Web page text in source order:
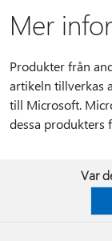
Mer
Produkter från
artikeln tillverkas
till Microsoft.
dessa
Var